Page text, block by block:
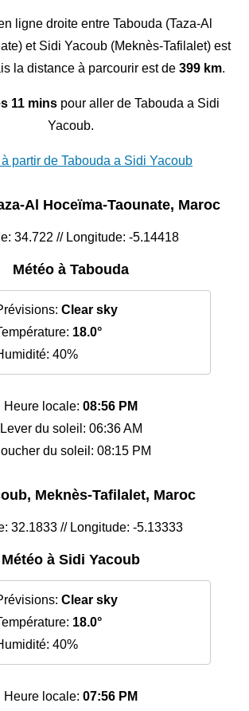
ligne droite entre Tabouda (Taza-Al
et Sidi Yacoub (Meknès-Tafilalet) est
la distance à parcourir est de 399 km.
11 mins pour aller de Tabouda a Sidi
Yacoub.
à partir de Tabouda a Sidi Yacoub
Al Hoceïma-Taounate, Maroc
34.722 // Longitude: -5.14418
Météo à Tabouda
Clear sky
18.0°
40%
Heure locale: 08:56 PM
Lever du soleil: 06:36 AM
du soleil: 08:15 PM
Meknès-Tafilalet, Maroc
32.1833 // Longitude: -5.13333
Météo à Sidi Yacoub
Clear sky
18.0°
40%
Heure locale: 07:56 PM